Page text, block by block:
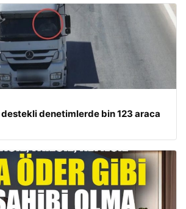
denetimlerde bin 123 araca